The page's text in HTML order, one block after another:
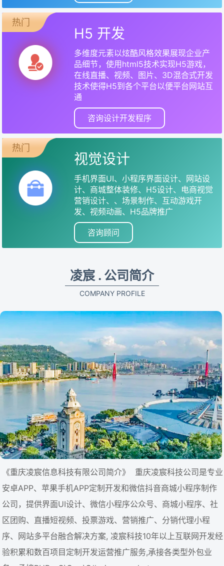
热门
H5 开发
多维度元素以炫酷风格效果展现企业产
品细节，使用html5技术实现H5游戏，
在线直播、视频、图片、3D混合式开发
技术使得H5到各个平台以便平台网站互
通
咨询设计开发程序
热门
视觉设计
手机界面UI、小程序界面设计、网站设
计、商城整体装修、H5设计、电商视觉
营销设计、、场景制作、互动游戏开
发、视频动画、H5品牌推广
咨询顾问
凌宸 . 公司简介
COMPANY PROFILE
《重庆凌宸信息科技有限公司简介》 重庆凌宸科技公司是专业
安卓APP、苹果手机APP定制开发和微信抖音商城小程序制作
公司，提供界面UI设计、微信小程序公众号、商城小程序、社
区团购、直播短视频、投票游戏、营销推广、分销代理小程
序、网站多平台融合解决方案, 凌宸科技10年以上互联网开发经
验积累和数百项目定制开发运营推广服务,承接各类型外包业